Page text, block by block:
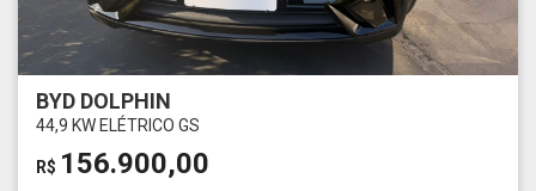
BYD DOLPHIN
44,9 KW ELÉTRICO GS
R$ 156.900,00